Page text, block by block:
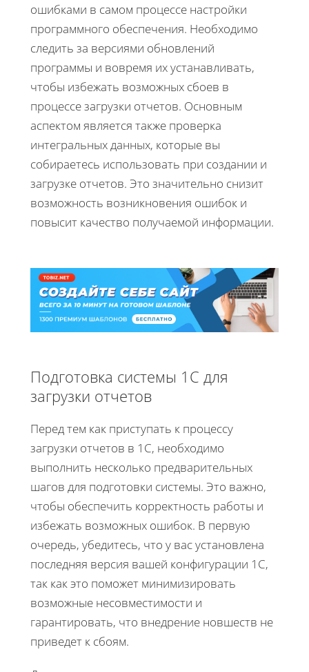
ошибками в самом процессе настройки
программного обеспечения. Необходимо
следить за версиями обновлений
программы и вовремя их устанавливать,
чтобы избежать возможных сбоев в
процессе загрузки отчетов. Основным
аспектом является также проверка
интегральных данных, которые вы
собираетесь использовать при создании и
загрузке отчетов. Это значительно снизит
возможность возникновения ошибок и
повысит качество получаемой информации.
Подготовка системы 1С для
загрузки отчетов
Перед тем как приступать к процессу
загрузки отчетов в 1С, необходимо
выполнить несколько предварительных
шагов для подготовки системы. Это важно,
чтобы обеспечить корректность работы и
избежать возможных ошибок. В первую
очередь, убедитесь, что у вас установлена
последняя версия вашей конфигурации 1С,
так как это поможет минимизировать
возможные несовместимости и
гарантировать, что внедрение новшеств не
приведет к сбоям.